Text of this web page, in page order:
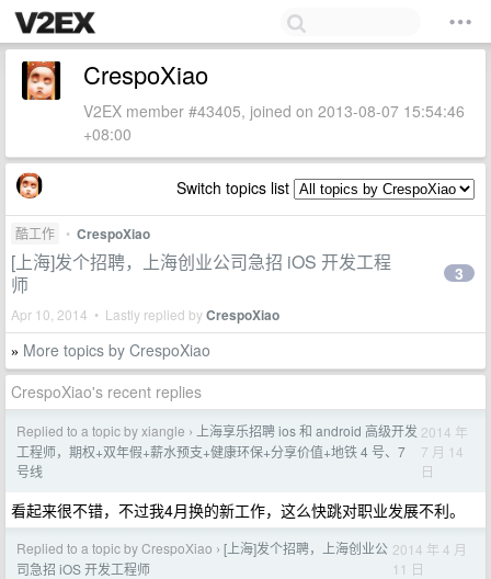
CrespoXiao
V2EX member #43405, joined on 2013-08-07 15:54:46
+08:00
Switch topics list
酷工作 • CrespoXiao
[上海]发个招聘，上海创业公司急招 iOS 开发工程
师
Apr 10, 2014 • Lastly replied byCrespoXiao
3
» More topics by CrespoXiao
CrespoXiao's recent replies
Replied to a topic by xiangle ›
上海享乐招聘 ios 和 android 高级开发
工程师，期权+双年假+薪水预支+健康环保+分享价值+地铁 4 号、7
号线
2014 年
7 月 14
日
看起来很不错，不过我4月换的新工作，这么快跳对职业发展不利。
Replied to a topic by CrespoXiao › [上海]发个招聘，上海创业公
司急招 iOS 开发工程师
2014 年 4 月
11 日